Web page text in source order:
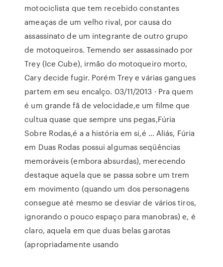
motociclista que tem recebido constantes
ameaças de um velho rival, por causa do
assassinato de um integrante de outro grupo
de motoqueiros. Temendo ser assassinado por
Trey (Ice Cube), irmão do motoqueiro morto,
Cary decide fugir. Porém Trey e várias gangues
partem em seu encalço. 03/11/2013 · Pra quem
é um grande fã de velocidade,e um filme que
cultua quase que sempre uns pegas,Fúria
Sobre Rodas,é a a história em si,é … Aliás, Fúria
em Duas Rodas possui algumas seqüências
memoráveis (embora absurdas), merecendo
destaque aquela que se passa sobre um trem
em movimento (quando um dos personagens
consegue até mesmo se desviar de vários tiros,
ignorando o pouco espaço para manobras) e, é
claro, aquela em que duas belas garotas
(apropriadamente usando